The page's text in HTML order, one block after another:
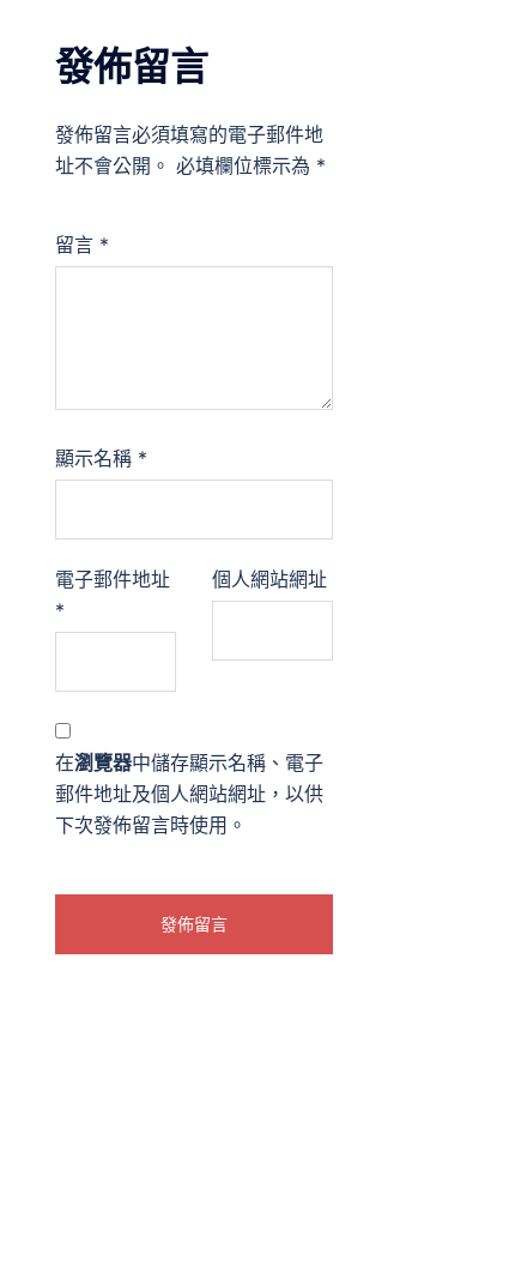
發佈留言
發佈留言必須填寫的電子郵件地
址不會公開。 必填欄位標示為 *
留言 *
顯示名稱 *
電子郵件地址
*
個人網站網址
在瀏覽器中儲存顯示名稱、電子
郵件地址及個人網站網址，以供
下次發佈留言時使用。